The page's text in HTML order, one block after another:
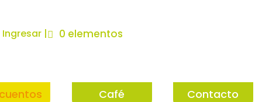
Ingresar | 0 elementos
Café Contacto